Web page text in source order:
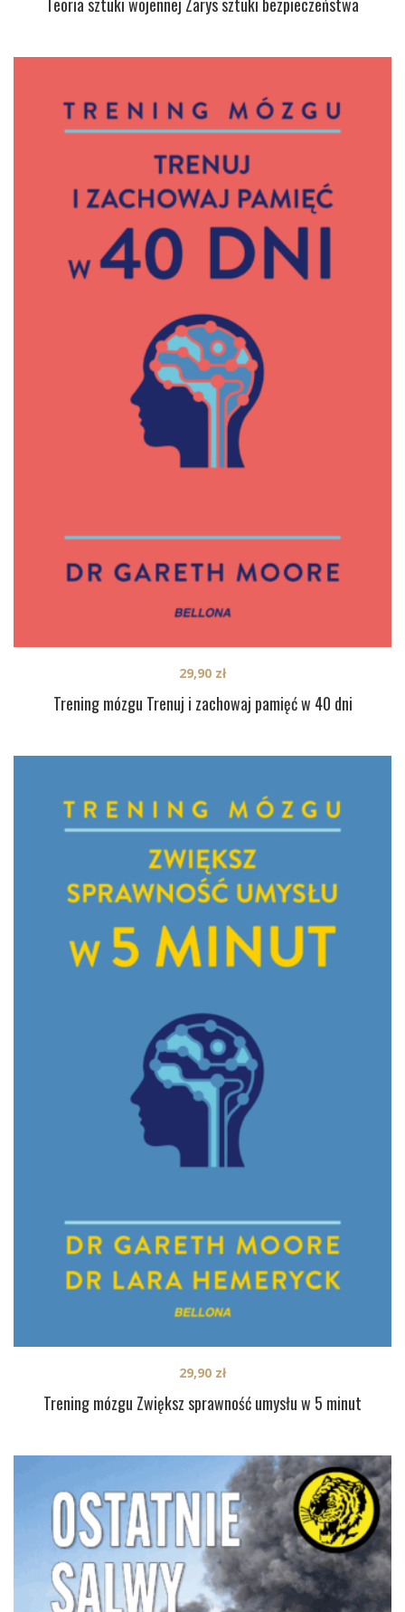
Trening mózgu Trenuj i zachowaj pamięć w 40 dni
29,90 zł
Trening mózgu Zwiększ sprawność umysłu w 5 minut
29,90 zł